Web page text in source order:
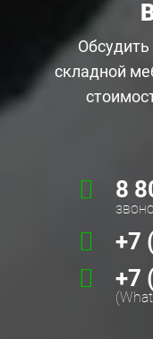
Обсудить
складной
8
+7
+7